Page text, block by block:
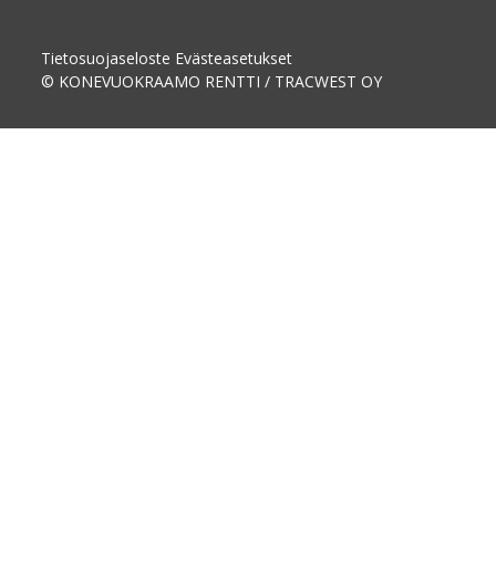
Tietosuojaseloste Evästeasetukset
© KONEVUOKRAAMO RENTTI / TRACWEST OY